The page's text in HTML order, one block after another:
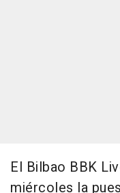
El Bilbao BBK
miércoles la